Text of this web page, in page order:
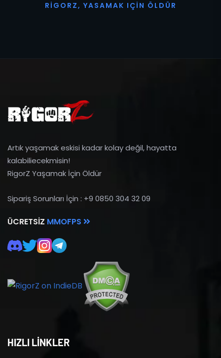
R I G O R Z, YASAMAK I ÇI N Ö L D Ü R
Artık yaşamak eskisi kadar kolay değil, hayatta
kalabiliecekmisin!
RigorZ Yaşamak İçin Öldür
Sipariş Sorunları İçin : +9 0850 304 32 09
ÜCRETSIZ MMOFPS
HIZLI LİNKLER